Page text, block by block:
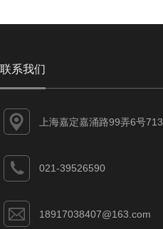
联系我们
上海嘉定嘉涌路99弄6号713
021-39526590
18917038407@163.com